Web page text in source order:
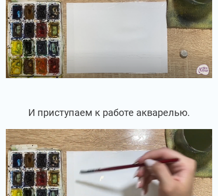
И приступаем к работе акварелью.